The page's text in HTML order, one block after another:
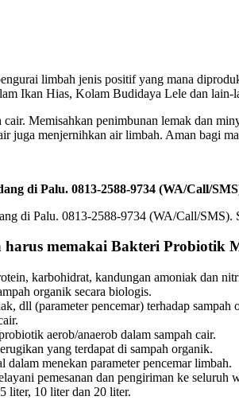
limbah jenis positif yang mana
Ikan Hias, Kolam Budidaya Lele dan lain-
Memisahkan penimbunan lemak dan
juga menjernihkan air limbah. Aman bagi
di Palu. 0813-2588-9734 (WA/Call/
harus memakai Bakteri
karbohidrat, kandungan amoniak dan
organik secara biologis.
dll (parameter pencemar) terhadap sampah
aerob/anaerob dalam sampah cair.
yang terdapat di sampah organik.
menekan parameter pencemar limbah.
pemesanan dan pengiriman ke seluruh
liter, 10 liter dan 20 liter.